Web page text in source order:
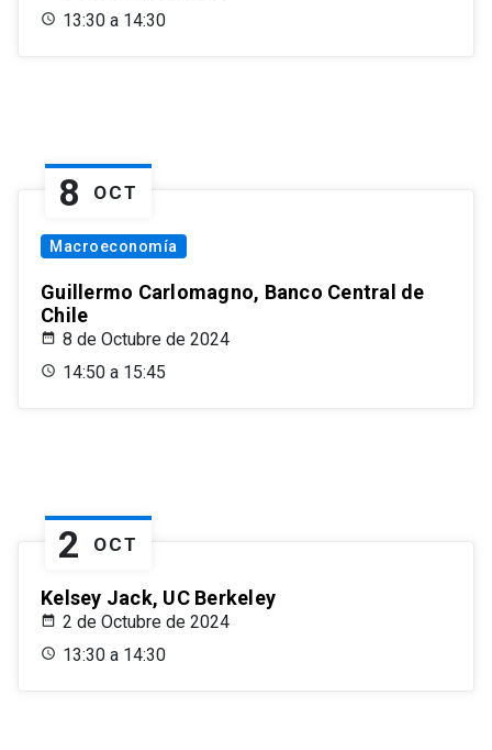
13:30 a 14:30
8 OCT
Macroeconomía
Guillermo Carlomagno, Banco Central de
Chile
8 de Octubre de 2024
14:50 a 15:45
2 OCT
Kelsey Jack, UC Berkeley
2 de Octubre de 2024
13:30 a 14:30